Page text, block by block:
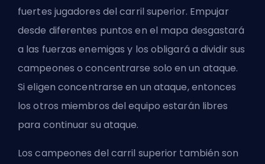
fuertes jugadores del carril superior. Empujar
desde diferentes puntos en el mapa desgastará
a las fuerzas enemigas y los obligará a dividir sus
campeones o concentrarse solo en un ataque.
Si eligen concentrarse en un ataque, entonces
los otros miembros del equipo estarán libres
para continuar su ataque.
Los campeones del carril superior también son